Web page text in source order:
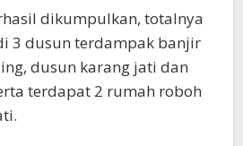
dikumpulkan, totalnya
3 dusun terdampak banjir
dusun karang jati dan
terdapat 2 rumah roboh